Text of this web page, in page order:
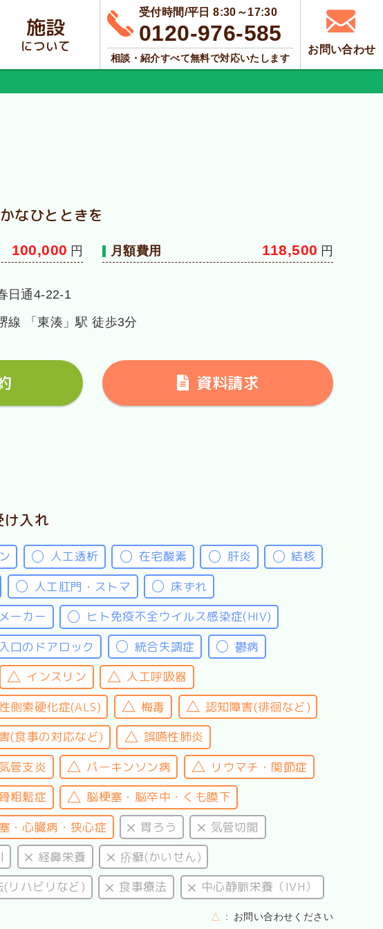
受付時間/平日 8:30～17:30
0120-976-585
相談・紹介すべて無料で対応いたします
お問い合わせ
施設
について
なひとときを
100,000 円 月額費用 118,500 円
日通4-22-1
線 「東湊」駅 徒歩3分
資料請求
入れ
人工透析 在宅酸素 肝炎
結核
人工肛門・ストマ
床ずれ
ーカー
ヒト免疫不全ウイルス感染症(HIV)
口のドアロック
統合失調症
鬱病
インスリン
人工呼吸器
側索硬化症(ALS)
梅毒
認知障害(徘徊など)
(食事の対応など)
誤嚥性肺炎
管支炎
パーキンソン病
リウマチ・関節症
粗鬆症
脳梗塞・脳卒中・くも膜下
・心臓病・狭心症
胃ろう
気管切開
経鼻栄養
疥癬(かいせん)
(リハビリなど)
食事療法 中心静脈栄養（IVH）
△ お問い合わせください